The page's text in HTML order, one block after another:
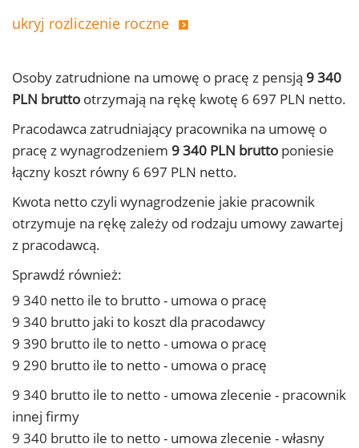
ukryj rozliczenie roczne
Osoby zatrudnione na umowę o pracę z pensją 9 340
PLN brutto otrzymają na rękę kwotę 6 697 PLN netto.
Pracodawca zatrudniający pracownika na umowę o
pracę z wynagrodzeniem 9 340 PLN brutto poniesie
łączny koszt równy 6 697 PLN netto.
Kwota netto czyli wynagrodzenie jakie pracownik
otrzymuje na rękę zależy od rodzaju umowy zawartej
z pracodawcą.
Sprawdź również:
9 340 netto ile to brutto - umowa o pracę
9 340 brutto jaki to koszt dla pracodawcy
9 390 brutto ile to netto - umowa o pracę
9 290 brutto ile to netto - umowa o pracę
9 340 brutto ile to netto - umowa zlecenie - pracownik
innej firmy
9 340 brutto ile to netto - umowa zlecenie - własny